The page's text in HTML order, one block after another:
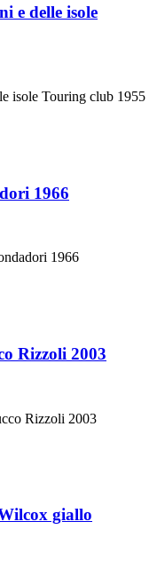
e delle isole
isole Touring club 1955
1966
1966
Rizzoli 2003
Rizzoli 2003
giallo